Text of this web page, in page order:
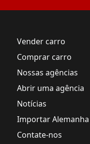
Vender carro
Comprar carro
Nossas agências
Abrir uma agência
Notícias
Importar Alemanha
Contate-nos